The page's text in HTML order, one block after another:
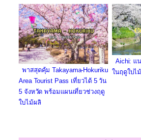
พาสสุดคุ้ม Takayama-Hokuriku
Area Tourist Pass เที่ยวได้ 5 วัน
5 จังหวัด พร้อมแผนเที่ยวช่วงฤดู
ใบไม้ผลิ
Aichi: แ
ในฤดูใบไ